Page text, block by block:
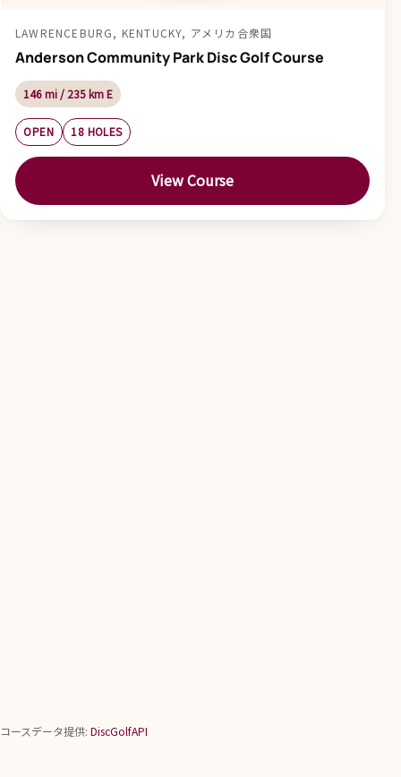
LAWRENCEBURG, KENTUCKY, アメリカ合衆国
Anderson Community Park Disc Golf Course
146 mi / 235 km E
OPEN 18 HOLES
View Course
コースデータ提供: DiscGolfAPI